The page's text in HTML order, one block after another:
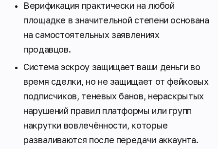
Верификация практически на любой
площадке в значительной степени основана
на самостоятельных заявлениях
продавцов.
Система эскроу защищает ваши деньги во
время сделки, но не защищает от фейковых
подписчиков, теневых банов, нераскрытых
нарушений правил платформы или групп
накрутки вовлечённости, которые
разваливаются после передачи аккаунта.